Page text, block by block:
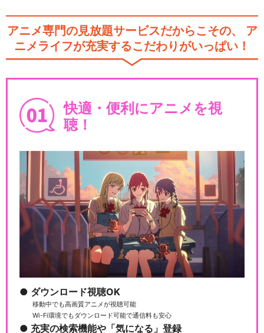
アニメ専門の見放題サービスだからこその、
ア
ニメライフが充実するこだわりがいっぱい！
快適・便利にアニメを視
聴！
ダウンロード視聴OK
移動中でも高画質アニメが視聴可能
Wi-Fi環境でもダウンロード可能で通信料も安心
充実の検索機能や「気になる」登録